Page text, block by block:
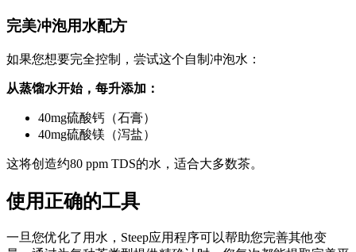
完美冲泡用水配方
如果您想要完全控制，尝试这个自制冲泡水：
从蒸馏水开始，每升添加：
40mg硫酸钙（石膏）
40mg硫酸镁（泻盐）
这将创造约80 ppm TDS的水，适合大多数茶。
使用正确的工具
一旦您优化了用水，Steep应用程序可以帮助您完善其他变